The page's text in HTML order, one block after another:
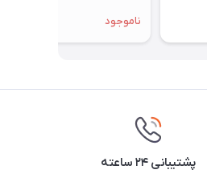
ناموجود
پشتیبانی ۲۴ ساعته